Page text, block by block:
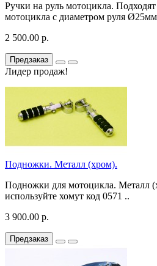
Ручки на руль мотоцикла.
мотоцикла с диаметром руля
2 500.00 р.
Предзаказ
Лидер продаж!
Подножки. Металл (хром).
Подножки для мотоцикла. Металл
используйте хомут код 0571 ..
3 900.00 р.
Предзаказ